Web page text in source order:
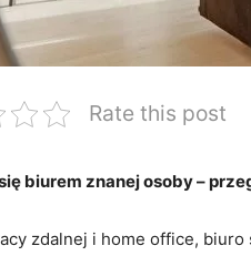
Rate this post
⁢biurem znanej‌ osoby –
zdalnej‍ i home ‌office, ⁤biuro